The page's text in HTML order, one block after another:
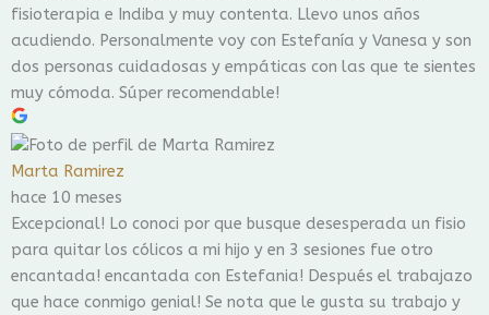
fisioterapia e Indiba y muy contenta. Llevo unos años
acudiendo. Personalmente voy con Estefanía y Vanesa y son
dos personas cuidadosas y empáticas con las que te sientes
muy cómoda. Súper recomendable!
Marta Ramirez
hace 10 meses
Excepcional! Lo conoci por que busque desesperada un fisio
para quitar los cólicos a mi hijo y en 3 sesiones fue otro
encantada! encantada con Estefania! Después el trabajazo
que hace conmigo genial! Se nota que le gusta su trabajo y